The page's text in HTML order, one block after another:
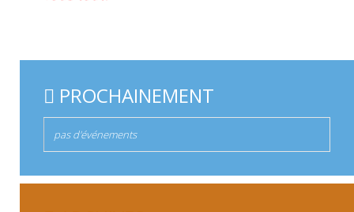
PROCHAINEMENT
pas d'événements